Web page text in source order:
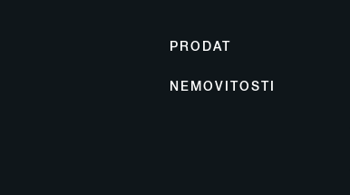
PRODAT
NEMOVITOSTI